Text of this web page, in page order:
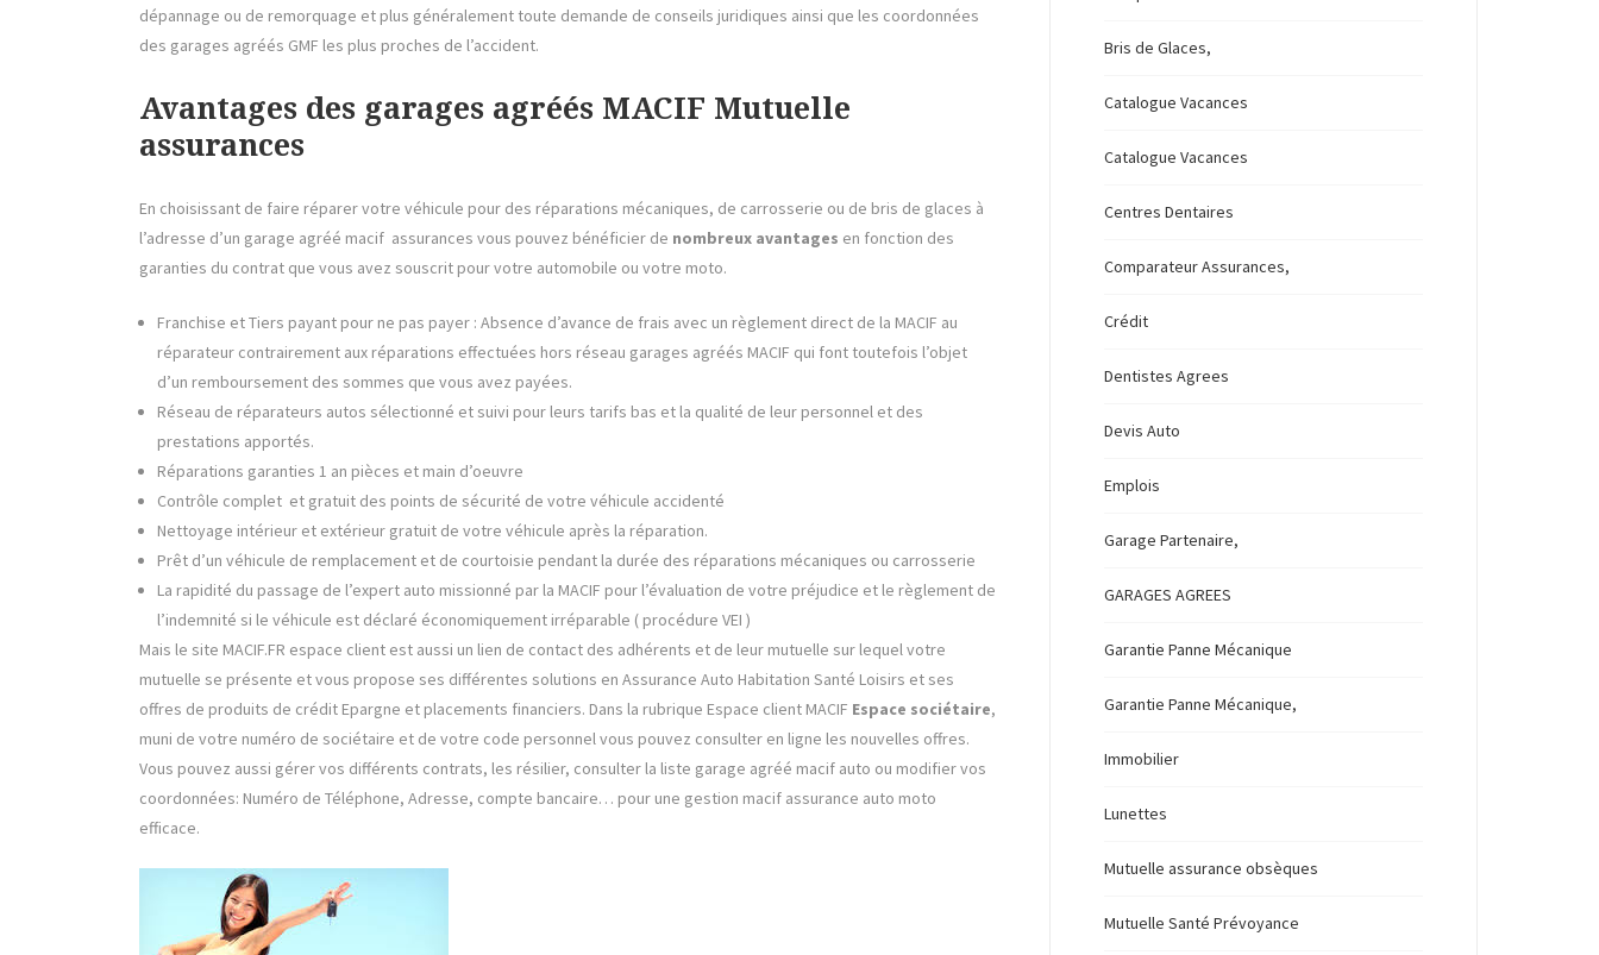
dépannage ou de remorquage et plus généralement toute demande de conseils juridiques ainsi que les coordonnées
des garages agréés GMF les plus proches de l’accident.
Avantages des garages agréés MACIF Mutuelle
assurances
En choisissant de faire réparer votre véhicule pour des réparations mécaniques, de carrosserie ou de bris de glaces à
l’adresse d’un garage agréé macif assurances vous pouvez bénéficier de nombreux avantages en fonction des
garanties du contrat que vous avez souscrit pour votre automobile ou votre moto.
Franchise et Tiers payant pour ne pas payer : Absence d’avance de frais avec un règlement direct de la MACIF au
réparateur contrairement aux réparations effectuées hors réseau garages agréés MACIF qui font toutefois l’objet
d’un remboursement des sommes que vous avez payées.
Réseau de réparateurs autos sélectionné et suivi pour leurs tarifs bas et la qualité de leur personnel et des
prestations apportés.
Réparations garanties 1 an pièces et main d’oeuvre
Contrôle complet et gratuit des points de sécurité de votre véhicule accidenté
Nettoyage intérieur et extérieur gratuit de votre véhicule après la réparation.
Prêt d’un véhicule de remplacement et de courtoisie pendant la durée des réparations mécaniques ou carrosserie
La rapidité du passage de l’expert auto missionné par la MACIF pour l’évaluation de votre préjudice et le règlement de
l’indemnité si le véhicule est déclaré économiquement irréparable ( procédure VEI )
Mais le site MACIF.FR espace client est aussi un lien de contact des adhérents et de leur mutuelle sur lequel votre
mutuelle se présente et vous propose ses différentes solutions en Assurance Auto Habitation Santé Loisirs et ses
offres de produits de crédit Epargne et placements financiers. Dans la rubrique Espace client MACIF Espace sociétaire,
muni de votre numéro de sociétaire et de votre code personnel vous pouvez consulter en ligne les nouvelles offres.
Vous pouvez aussi gérer vos différents contrats, les résilier, consulter la liste garage agréé macif auto ou modifier vos
coordonnées: Numéro de Téléphone, Adresse, compte bancaire… pour une gestion macif assurance auto moto
efficace.
Bris de Glaces,
Catalogue Vacances
Catalogue Vacances
Centres Dentaires
Comparateur Assurances,
Crédit
Dentistes Agrees
Devis Auto
Emplois
Garage Partenaire,
GARAGES AGREES
Garantie Panne Mécanique
Garantie Panne Mécanique,
Immobilier
Lunettes
Mutuelle assurance obsèques
Mutuelle Santé Prévoyance